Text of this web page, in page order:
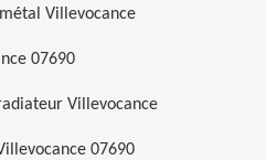
Villevocance
07690
Villevocance
07690